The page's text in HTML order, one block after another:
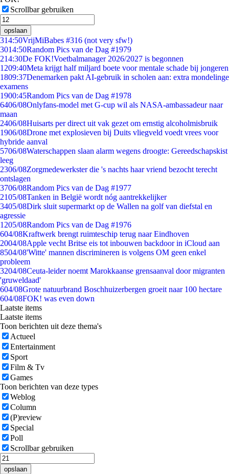
Scrollbar gebruiken
opslaan
314:50VrijMiBabes #316 (not very sfw!)
3014:50Random Pics van de Dag #1979
214:30De FOK!Voetbalmanager 2026/2027 is begonnen
1209:40Meta krijgt half miljard boete voor mentale schade bij jongeren
1809:37Denemarken pakt AI-gebruik in scholen aan: extra mondelinge
examens
1900:45Random Pics van de Dag #1978
6406/08Onlyfans-model met G-cup wil als NASA-ambassadeur naar
maan
2406/08Huisarts per direct uit vak gezet om ernstig alcoholmisbruik
1906/08Drone met explosieven bij Duits vliegveld voedt vrees voor
hybride aanval
5706/08Waterschappen slaan alarm wegens droogte: Gereedschapskist
leeg
2306/08Zorgmedewerkster die 's nachts haar vriend bezocht terecht
ontslagen
3706/08Random Pics van de Dag #1977
2105/08Tanken in België wordt nóg aantrekkelijker
3405/08Dirk sluit supermarkt op de Wallen na golf van diefstal en
agressie
1205/08Random Pics van de Dag #1976
604/08Kraftwerk brengt ruimteschip terug naar Eindhoven
2004/08Apple vecht Britse eis tot inbouwen backdoor in iCloud aan
8504/08'Witte' mannen discrimineren is volgens OM geen enkel
probleem
3204/08Ceuta-leider noemt Marokkaanse grensaanval door migranten
'gruweldaad'
604/08Grote natuurbrand Boschhuizerbergen groeit naar 100 hectare
604/08FOK! was even down
Laatste items
Laatste items
Toon berichten uit deze thema's
Actueel
Entertainment
Sport
Film & Tv
Games
Toon berichten van deze types
Weblog
Column
(P)review
Special
Poll
Scrollbar gebruiken
opslaan